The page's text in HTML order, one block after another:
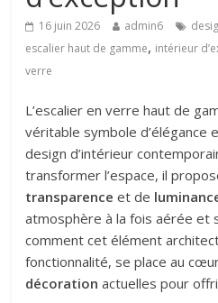
16 juin 2026 admin6
escalier haut de gamme, intérieur
verre
L’escalier en verre haut de
véritable symbole d’élégance
design d’intérieur
transformer l’espace, il
transparence et de
atmosphère à la fois aérée et
comment cet élément
fonctionnalité, se place au
décoration actuelles pour